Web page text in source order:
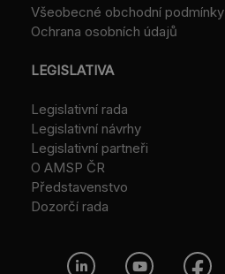
Všeobecné obchodní podmínky
Ochrana osobních údajů
LEGISLATIVA
Legislativní rada
Legislativní návrhy
Legislativní partneři
O AMSP ČR
Představenstvo
Dozorčí rada